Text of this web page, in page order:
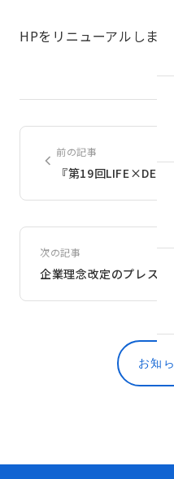
HPをリニューアルしまし
前の記事
『第19回
次の記事
企業理念改定のプレスリ
お知